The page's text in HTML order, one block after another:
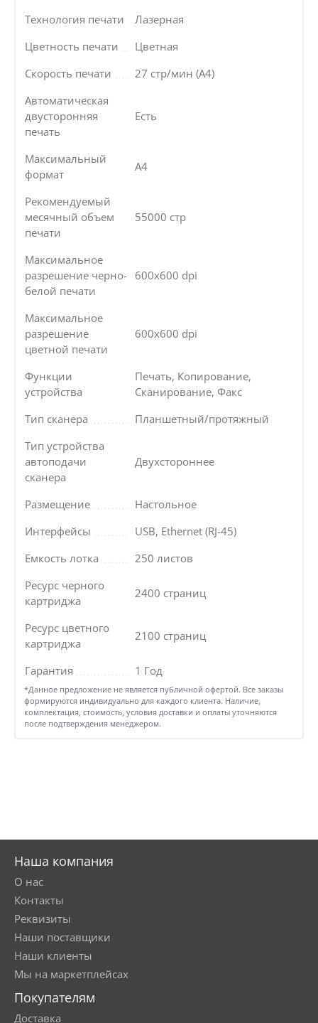
Технология печати
Лазерная
Цветность печати
Цветная
Скорость печати
27 стр/мин (A4)
Автоматическая
двусторонняя
печать
Есть
Максимальный
формат
А4
Рекомендуемый
месячный объем
печати
55000 стр
Максимальное
разрешение черно-
белой печати
600x600 dpi
Максимальное
разрешение
цветной печати
600x600 dpi
Функции
устройства
Печать, Копирование,
Сканирование, Факс
Тип сканера
Планшетный/протяжный
Тип устройства
автоподачи
сканера
Двухстороннее
Размещение
Настольное
Интерфейсы
USB, Ethernet (RJ-45)
Емкость лотка
250 листов
Ресурс черного
картриджа
2400 страниц
Ресурс цветного
картриджа
2100 страниц
Гарантия 1 Год
*Данное предложение не является публичной офертой. Все заказы
формируются индивидуально для каждого клиента. Наличие,
комплектация, стоимость, условия доставки и оплаты уточняются
после подтверждения менеджером.
Наша компания
О нас
Контакты
Реквизиты
Наши поставщики
Наши клиенты
Мы на маркетплейсах
Покупателям
Доставка